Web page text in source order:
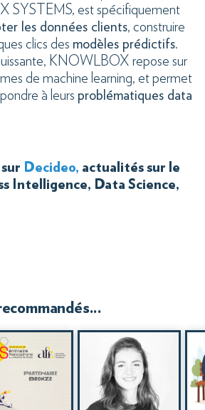
SYSTEMS, est spécifiquement
les données clients, construire
clics des modèles prédictifs.
KNOWLBOX repose sur
de machine learning, et permet
à leurs problématiques data
Decideo, actualités sur le
Intelligence, Data Science,